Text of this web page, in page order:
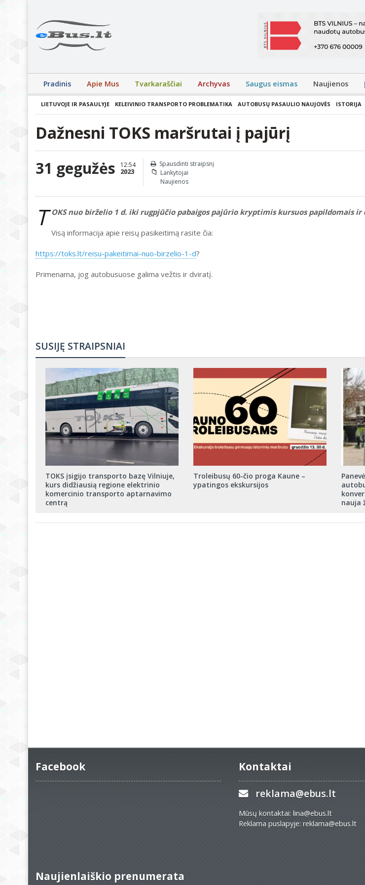
Pradinis Apie Mus Tvarkaraščiai Archyvas Saugus eismas Naujienos
LIETUVOJE IR PASAULYJE KELEIVINIO TRANSPORTO PROBLEMATIKA AUTOBUSŲ PASAULIO NAUJOVĖS ISTORIJA
Dažnesni TOKS maršrutai į pajūrį
31 gegužės 12:54
2023
Spausdinti straipsnį
Lankytojai
Naujienos
T OKS nuo birželio 1 d. iki rugpjūčio pabaigos pajūrio kryptimis kursuos papildomais
Visą informacija apie reisų pasikeitimą rasite čia:
https://toks.lt/reisu-pakeitimai-nuo-birzelio-1-d?
Primenama, jog autobusuose galima vežtis ir dviratį.
SUSIJĘ STRAIPSNIAI
TOKS įsigijo transporto bazę Vilniuje,
kurs didžiausią regione elektrinio
komercinio transporto aptarnavimo
centrą
Troleibusų 60-čio proga Kaune –
ypatingos ekskursijos
nauja
Facebook Kontaktai
reklama@ebus.lt
Mūsų kontaktai: lina@ebus.lt
Reklama puslapyje: reklama@ebus.lt
Naujienlaiškio prenumerata